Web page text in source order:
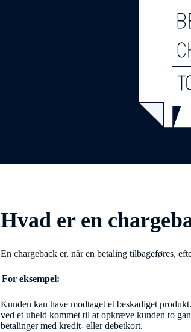
Hvad er en
En chargeback er, når en betaling tilbageføres,
For eksempel:
Kunden kan have modtaget et beskadiget
ved et uheld kommet til at opkræve kunden to
betalinger med kredit- eller debetkort.